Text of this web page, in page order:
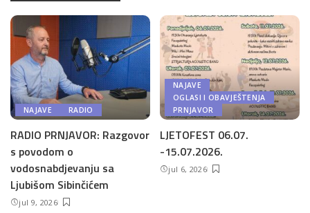
NAJAVE RADIO
RADIO PRNJAVOR: Razgovor
s povodom o
vodosnabdjevanju sa
Ljubišom Sibinčićem
jul 9, 2026
NAJAVE
OGLASI I OBAVJEŠTENJA
PRNJAVOR
LJETOFEST 06.07.
-15.07.2026.
jul 6, 2026